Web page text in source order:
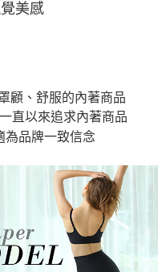
美感
顧、舒服的內著商品
直以來追求內著商品
為品牌一致信念